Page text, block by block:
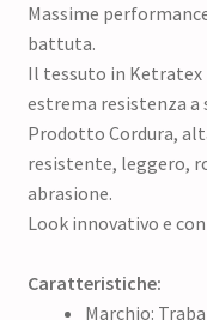
Massime
battuta.
Il tessuto in Ketratex
estrema resistenza
Prodotto Cordura,
resistente, leggero,
abrasione.
Look innovativo e
Caratteristiche:
Marchio: